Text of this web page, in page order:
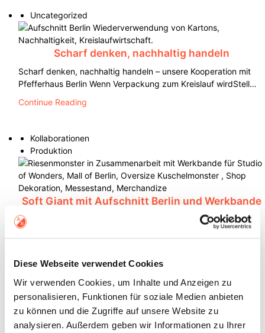
Diese Webseite verwendet Cookies
Wir verwenden Cookies, um Inhalte und Anzeigen zu
personalisieren, Funktionen für soziale Medien anbieten
zu können und die Zugriffe auf unsere Website zu
analysieren. Außerdem geben wir Informationen zu Ihrer
Uncategorized
Scharf denken, nachhaltig handeln
Scharf denken, nachhaltig handeln – unsere Kooperation mit
Pfefferhaus Berlin Wenn Verpackung zum Kreislauf wirdStell…
Continue Reading
Kollaborationen
Produktion
Soft Giant mit Aufschnitt Berlin und Werkbande
Continue Reading
Produktion